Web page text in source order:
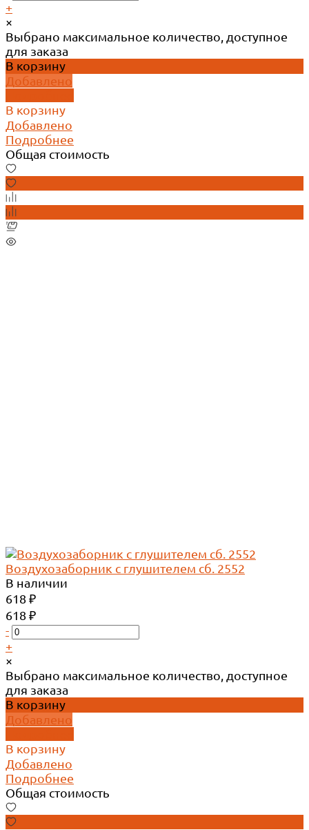
+
×
Выбрано максимальное количество, доступное
для заказа
В корзину
Добавлено
В корзину
Добавлено
Подробнее
Общая стоимость
Воздухозаборник с глушителем сб. 2552
В наличии
618 ₽
618 ₽
-
+
×
Выбрано максимальное количество, доступное
для заказа
В корзину
Добавлено
В корзину
Добавлено
Подробнее
Общая стоимость